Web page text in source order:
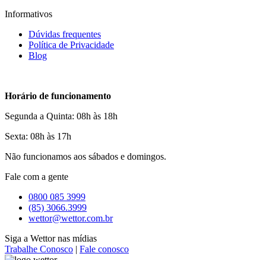
Informativos
Dúvidas frequentes
Política de Privacidade
Blog
Horário de funcionamento
Segunda a Quinta: 08h às 18h
Sexta: 08h às 17h
Não funcionamos aos sábados e domingos.
Fale com a gente
0800 085 3999
(85) 3066.3999
wettor@wettor.com.br
Siga a Wettor nas mídias
Trabalhe Conosco | Fale conosco